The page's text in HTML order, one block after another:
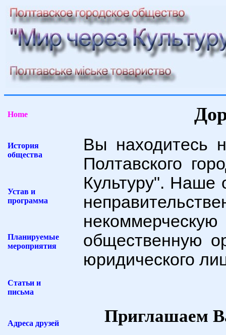
Home
Вы находитесь
Полтавского
Культуру". Наше
общественную
юридического
Приглашаем
История
общества
Устав и
программа
Планируемые
мероприятия
Статьи и
письма
Адреса друзей